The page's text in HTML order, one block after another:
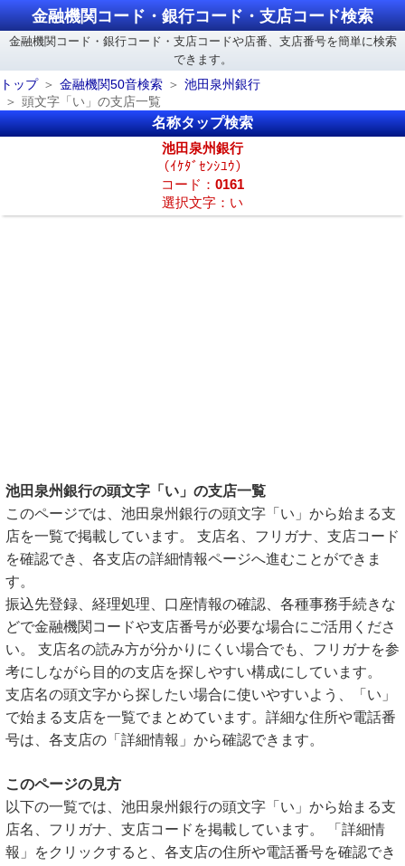
金融機関コード・銀行コード・支店コード検索
金融機関コード・銀行コード・支店コードや店番、支店番号を簡単に検索
できます。
トップ
金融機関50音検索
池田泉州銀行
頭文字「い」の支店一覧
名称タップ検索
池田泉州銀行
（ｲｹﾀﾞｾﾝｼﾕｳ）
コード： 0161
選択文字：い
池田泉州銀行の頭文字「い」の支店一覧
このページでは、池田泉州銀行の頭文字「い」から始まる支
店を一覧で掲載しています。 支店名、フリガナ、支店コード
を確認でき、各支店の詳細情報ページへ進むことができま
す。
振込先登録、経理処理、口座情報の確認、各種事務手続きな
どで金融機関コードや支店番号が必要な場合にご活用くださ
い。 支店名の読み方が分かりにくい場合でも、フリガナを参
考にしながら目的の支店を探しやすい構成にしています。
支店名の頭文字から探したい場合に使いやすいよう、「い」
で始まる支店を一覧でまとめています。詳細な住所や電話番
号は、各支店の「詳細情報」から確認できます。
このページの見方
以下の一覧では、池田泉州銀行の頭文字「い」から始まる支
店名、フリガナ、支店コードを掲載しています。 「詳細情
報」をクリックすると、各支店の住所や電話番号を確認でき